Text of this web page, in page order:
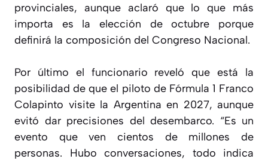
provinciales, aunque aclaró que lo que más
importa es la elección de octubre porque
definirá la composición del Congreso Nacional.
Por último el funcionario reveló que está la
posibilidad de que el piloto de Fórmula 1 Franco
Colapinto visite la Argentina en 2027, aunque
evitó dar precisiones del desembarco. “Es un
evento que ven cientos de millones de
personas. Hubo conversaciones, todo indica